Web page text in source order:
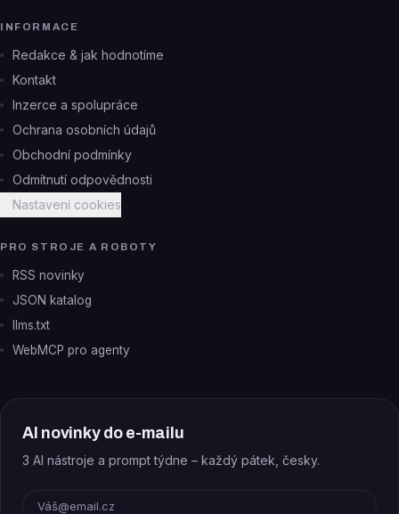
INFORMACE
Redakce & jak hodnotíme
Kontakt
Inzerce a spolupráce
Ochrana osobních údajů
Obchodní podmínky
Odmítnutí odpovědnosti
Nastavení cookies
PRO STROJE A ROBOTY
RSS novinky
JSON katalog
llms.txt
WebMCP pro agenty
AI novinky do e-mailu
3 AI nástroje a prompt týdne – každý pátek, česky.